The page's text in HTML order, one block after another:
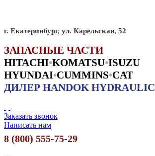
г. Екатеринбург, ул. Карельская, 52
ЗАПАСНЫЕ ЧАСТИ
HITACHI•KOMATSU•ISUZU
HYUNDAI•CUMMINS•CAT
ДИЛЕР HANDOK HYDRAULIC
Заказать звонок
Написать нам
8 (800) 555-75-29